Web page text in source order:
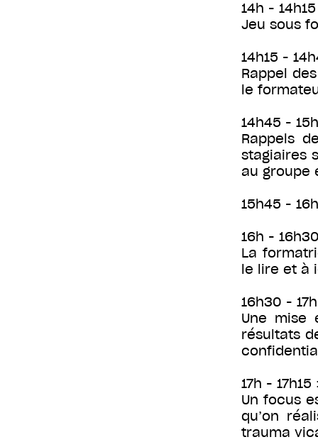
14h -
Jeu sous
14h15 -
Rappel
le
14h45 -
Rappels
stagiaires
au groupe
15h45 -
16h -
La
le lire et à
16h30 -
Une mise
résultats
17h -
Un focus
qu’on
trauma